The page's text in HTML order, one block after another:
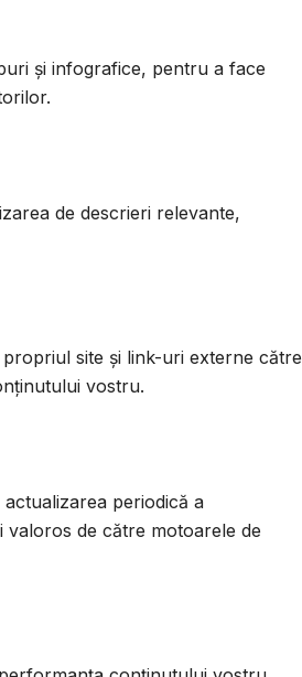
și infografice, pentru a face
de descrieri relevante,
site și link-uri externe către
vostru.
periodică a
de către motoarele de